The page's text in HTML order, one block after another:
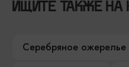
ИЩИТЕ ТАКЖЕ НА
Серебряное ожерелье